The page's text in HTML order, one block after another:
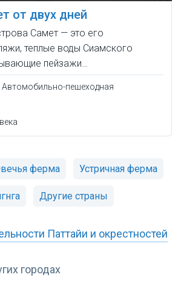
городах
от двух дней
Самет — это его
теплые воды Сиамского
пейзажи…
Автомобильно-пешеходная
ферма Устричная ферма
Другие страны
Паттайи и окрестностей